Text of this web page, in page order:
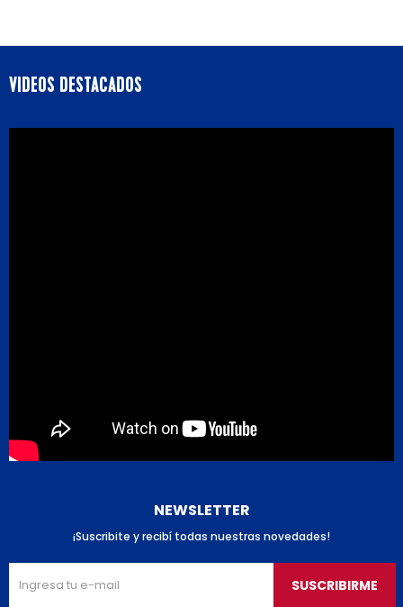
VIDEOS DESTACADOS
NEWSLETTER
¡Suscribite y recibí todas nuestras novedades!
SUSCRIBIRME